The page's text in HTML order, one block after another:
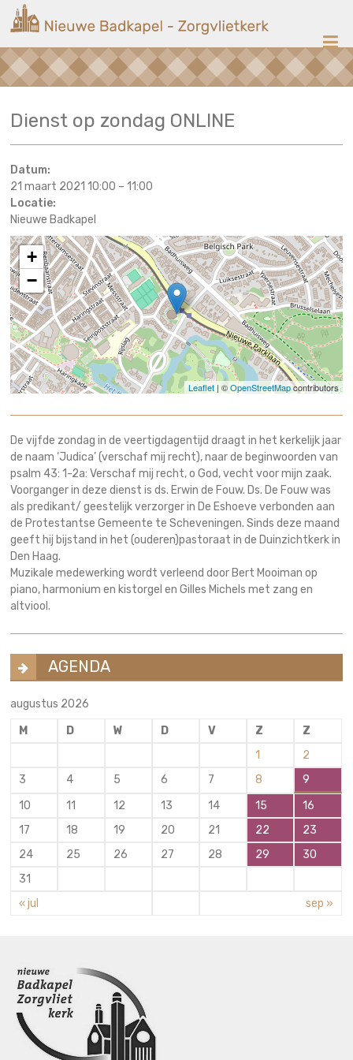
naar
inhoud
Nieuwe
Badkapel
op
Dienst op zondag ONLINE
Datum:
21 maart 2021 10:00 –11:00
Locatie:
Nieuwe Badkapel
+
−
Leaflet| ©OpenStreetMapcontributors
De vijfde zondag in de veertigdagentijd draagt in het kerkelijk jaar
de naam ‘Judica’ (verschaf mij recht), naar de beginwoorden van
psalm 43: 1-2a: Verschaf mij recht, o God, vecht voor mijn zaak.
Voorganger in deze dienst is ds. Erwin de Fouw. Ds. De Fouw was
als predikant/ geestelijk verzorger in De Eshoeve verbonden aan
de Protestantse Gemeente te Scheveningen. Sinds deze maand
geeft hij bijstand in het (ouderen)pastoraat in de Duinzichtkerk in
Den Haag.
Muzikale medewerking wordt verleend door Bert Mooiman op
piano, harmonium en kistorgel en Gilles Michels met zang en
altviool.
AGENDA
augustus 2026
M
D W D V Z
Z
1
2
3
4 5 6 7 8
9
10
11 12 13 14 15
16
17
18 19 20 21 22
23
24
25 26 27 28 29
30
31
« jul
sep »